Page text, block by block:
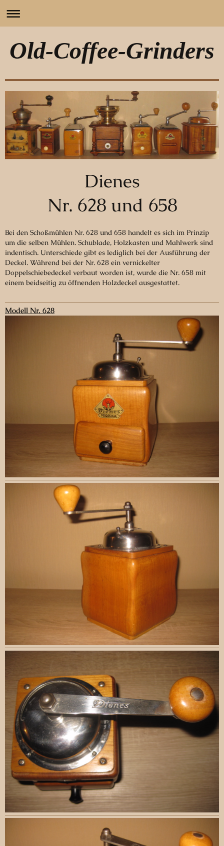
Old-Coffee-Grinders
Dienes
Nr. 628 und 658
Bei den Schoßmühlen Nr. 628 und 658 handelt es sich im Prinzip
um die selben Mühlen. Schublade, Holzkasten und Mahlwerk sind
indentisch. Unterschiede gibt es lediglich bei der Ausführung der
Deckel. Während bei der Nr. 628 ein vernickelter
Doppelschiebedeckel verbaut worden ist, wurde die Nr. 658 mit
einem beidseitig zu öffnenden Holzdeckel ausgestattet.
Modell Nr. 628